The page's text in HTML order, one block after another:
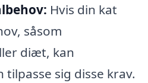
Hvis din kat
såsom
diæt, kan
sig disse krav.